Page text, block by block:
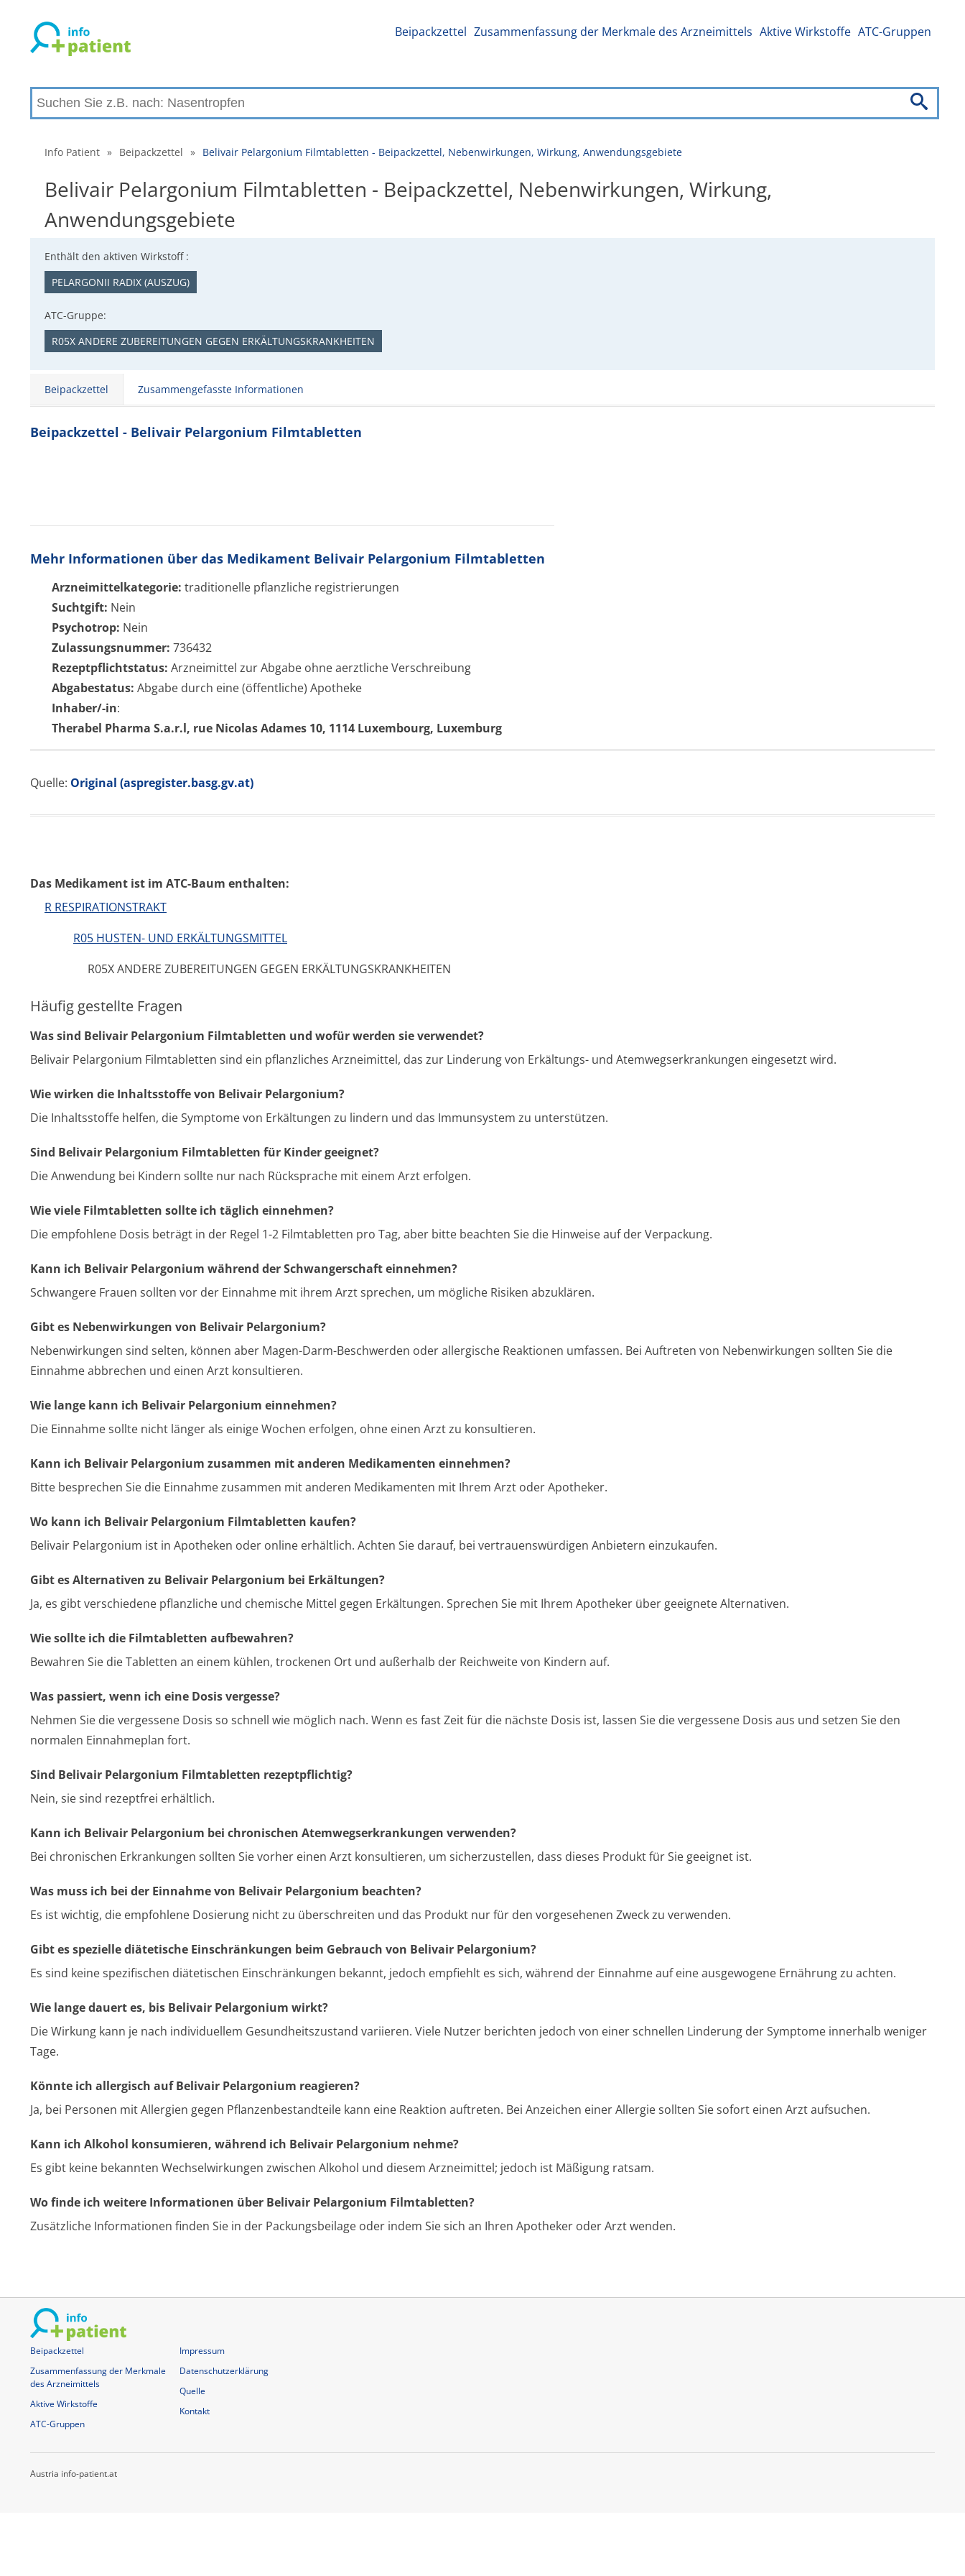
Beipackzettel Zusammenfassung der Merkmale des Arzneimittels Aktive Wirkstoffe ATC-Gruppen
Info Patient » Beipackzettel » Belivair Pelargonium Filmtabletten - Beipackzettel, Nebenwirkungen, Wirkung, Anwendungsgebiete
Belivair Pelargonium Filmtabletten - Beipackzettel, Nebenwirkungen, Wirkung,
Anwendungsgebiete
Enthält den aktiven Wirkstoff :
PELARGONII RADIX (AUSZUG)
ATC-Gruppe:
R05X ANDERE ZUBEREITUNGEN GEGEN ERKÄLTUNGSKRANKHEITEN
Beipackzettel Zusammengefasste Informationen
Beipackzettel - Belivair Pelargonium Filmtabletten
Mehr Informationen über das Medikament Belivair Pelargonium Filmtabletten
Arzneimittelkategorie: traditionelle pflanzliche registrierungen
Suchtgift: Nein
Psychotrop: Nein
Zulassungsnummer: 736432
Rezeptpflichtstatus: Arzneimittel zur Abgabe ohne aerztliche Verschreibung
Abgabestatus: Abgabe durch eine (öffentliche) Apotheke
Inhaber/-in:
Therabel Pharma S.a.r.l, rue Nicolas Adames 10, 1114 Luxembourg, Luxemburg
Quelle: Original (aspregister.basg.gv.at)
Das Medikament ist im ATC-Baum enthalten:
R RESPIRATIONSTRAKT
R05 HUSTEN- UND ERKÄLTUNGSMITTEL
R05X ANDERE ZUBEREITUNGEN GEGEN ERKÄLTUNGSKRANKHEITEN
Häufig gestellte Fragen
Was sind Belivair Pelargonium Filmtabletten und wofür werden sie verwendet?
Belivair Pelargonium Filmtabletten sind ein pflanzliches Arzneimittel, das zur Linderung von Erkältungs- und Atemwegserkrankungen eingesetzt wird.
Wie wirken die Inhaltsstoffe von Belivair Pelargonium?
Die Inhaltsstoffe helfen, die Symptome von Erkältungen zu lindern und das Immunsystem zu unterstützen.
Sind Belivair Pelargonium Filmtabletten für Kinder geeignet?
Die Anwendung bei Kindern sollte nur nach Rücksprache mit einem Arzt erfolgen.
Wie viele Filmtabletten sollte ich täglich einnehmen?
Die empfohlene Dosis beträgt in der Regel 1-2 Filmtabletten pro Tag, aber bitte beachten Sie die Hinweise auf der Verpackung.
Kann ich Belivair Pelargonium während der Schwangerschaft einnehmen?
Schwangere Frauen sollten vor der Einnahme mit ihrem Arzt sprechen, um mögliche Risiken abzuklären.
Gibt es Nebenwirkungen von Belivair Pelargonium?
Nebenwirkungen sind selten, können aber Magen-Darm-Beschwerden oder allergische Reaktionen umfassen. Bei Auftreten von Nebenwirkungen sollten Sie die
Einnahme abbrechen und einen Arzt konsultieren.
Wie lange kann ich Belivair Pelargonium einnehmen?
Die Einnahme sollte nicht länger als einige Wochen erfolgen, ohne einen Arzt zu konsultieren.
Kann ich Belivair Pelargonium zusammen mit anderen Medikamenten einnehmen?
Bitte besprechen Sie die Einnahme zusammen mit anderen Medikamenten mit Ihrem Arzt oder Apotheker.
Wo kann ich Belivair Pelargonium Filmtabletten kaufen?
Belivair Pelargonium ist in Apotheken oder online erhältlich. Achten Sie darauf, bei vertrauenswürdigen Anbietern einzukaufen.
Gibt es Alternativen zu Belivair Pelargonium bei Erkältungen?
Ja, es gibt verschiedene pflanzliche und chemische Mittel gegen Erkältungen. Sprechen Sie mit Ihrem Apotheker über geeignete Alternativen.
Wie sollte ich die Filmtabletten aufbewahren?
Bewahren Sie die Tabletten an einem kühlen, trockenen Ort und außerhalb der Reichweite von Kindern auf.
Was passiert, wenn ich eine Dosis vergesse?
Nehmen Sie die vergessene Dosis so schnell wie möglich nach. Wenn es fast Zeit für die nächste Dosis ist, lassen Sie die vergessene Dosis aus und setzen Sie den
normalen Einnahmeplan fort.
Sind Belivair Pelargonium Filmtabletten rezeptpflichtig?
Nein, sie sind rezeptfrei erhältlich.
Kann ich Belivair Pelargonium bei chronischen Atemwegserkrankungen verwenden?
Bei chronischen Erkrankungen sollten Sie vorher einen Arzt konsultieren, um sicherzustellen, dass dieses Produkt für Sie geeignet ist.
Was muss ich bei der Einnahme von Belivair Pelargonium beachten?
Es ist wichtig, die empfohlene Dosierung nicht zu überschreiten und das Produkt nur für den vorgesehenen Zweck zu verwenden.
Gibt es spezielle diätetische Einschränkungen beim Gebrauch von Belivair Pelargonium?
Es sind keine spezifischen diätetischen Einschränkungen bekannt, jedoch empfiehlt es sich, während der Einnahme auf eine ausgewogene Ernährung zu achten.
Wie lange dauert es, bis Belivair Pelargonium wirkt?
Die Wirkung kann je nach individuellem Gesundheitszustand variieren. Viele Nutzer berichten jedoch von einer schnellen Linderung der Symptome innerhalb weniger
Tage.
Könnte ich allergisch auf Belivair Pelargonium reagieren?
Ja, bei Personen mit Allergien gegen Pflanzenbestandteile kann eine Reaktion auftreten. Bei Anzeichen einer Allergie sollten Sie sofort einen Arzt aufsuchen.
Kann ich Alkohol konsumieren, während ich Belivair Pelargonium nehme?
Es gibt keine bekannten Wechselwirkungen zwischen Alkohol und diesem Arzneimittel; jedoch ist Mäßigung ratsam.
Wo finde ich weitere Informationen über Belivair Pelargonium Filmtabletten?
Zusätzliche Informationen finden Sie in der Packungsbeilage oder indem Sie sich an Ihren Apotheker oder Arzt wenden.
Beipackzettel
Zusammenfassung der Merkmale
des Arzneimittels
Aktive Wirkstoffe
ATC-Gruppen
Impressum
Datenschutzerklärung
Quelle
Kontakt
Austria info-patient.at